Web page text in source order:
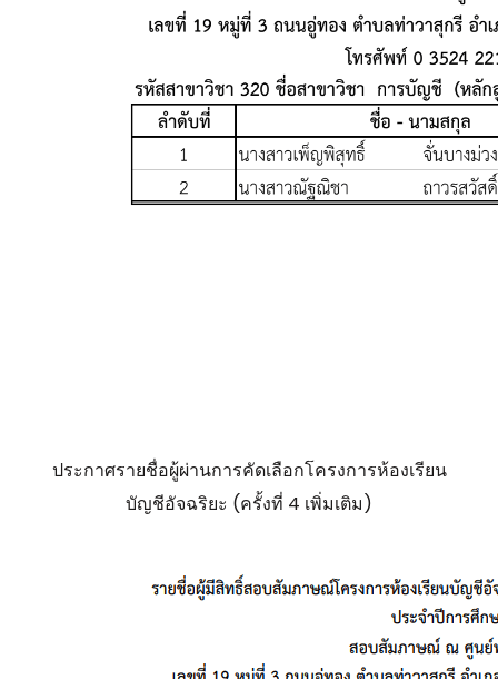
ประกาศรายชื่อผู้ผ่านการคัดเลือกโครงการห้องเรียน
บัญชีอัจฉริยะ (ครั้งที่ 4 เพิ่มเติม)